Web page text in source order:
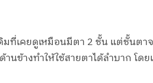
ที่เคยดูเหมือนมีตา 2 ชั้น แต่ชั้นต
ข้างทำให้ใช้สายตาได้ลำบาก โด